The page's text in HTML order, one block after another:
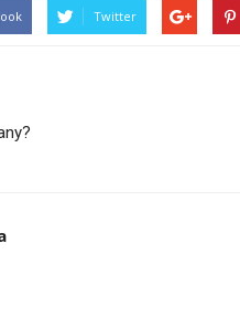
Twitter